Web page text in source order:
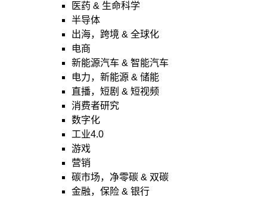
医药 & 生命科学
半导体
出海，跨境 & 全球化
电商
新能源汽车 & 智能汽车
电力，新能源 & 储能
直播，短剧 & 短视频
消费者研究
数字化
工业4.0
游戏
营销
碳市场，净零碳 & 双碳
金融，保险 & 银行